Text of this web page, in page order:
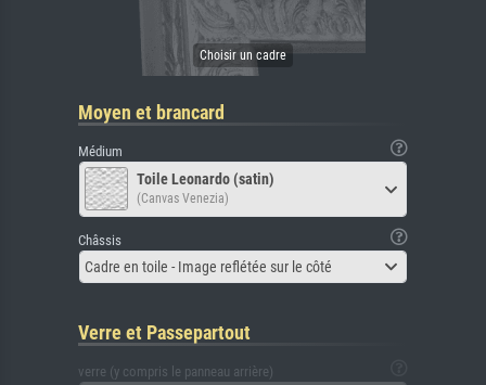
Moyen et brancard
Médium
Toile Leonardo (satin)
(Canvas Venezia)
Châssis
Cadre en toile - Image reflétée sur le côté
Verre et Passepartout
verre (y compris le panneau arrière)